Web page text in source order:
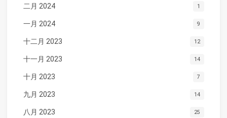
二月 2024 1
一月 2024 9
十二月 2023 12
十一月 2023 14
十月 2023 7
九月 2023 14
八月 2023 25